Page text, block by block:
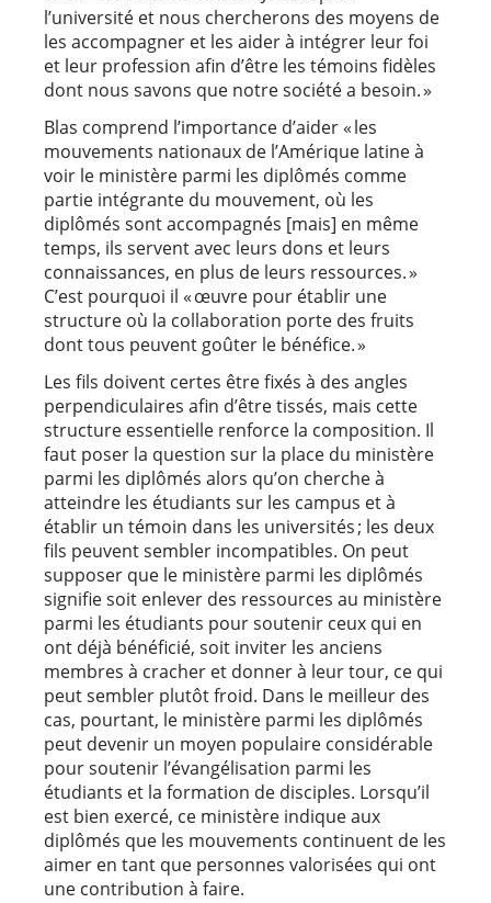
l’université et nous chercherons des moyens de
les accompagner et les aider à intégrer leur foi
et leur profession afin d’être les témoins fidèles
dont nous savons que notre société a besoin. »
Blas comprend l’importance d’aider « les
mouvements nationaux de l’Amérique latine à
voir le ministère parmi les diplômés comme
partie intégrante du mouvement, où les
diplômés sont accompagnés [mais] en même
temps, ils servent avec leurs dons et leurs
connaissances, en plus de leurs ressources. »
C’est pourquoi il « œuvre pour établir une
structure où la collaboration porte des fruits
dont tous peuvent goûter le bénéfice. »
Les fils doivent certes être fixés à des angles
perpendiculaires afin d’être tissés, mais cette
structure essentielle renforce la composition. Il
faut poser la question sur la place du ministère
parmi les diplômés alors qu’on cherche à
atteindre les étudiants sur les campus et à
établir un témoin dans les universités ; les deux
fils peuvent sembler incompatibles. On peut
supposer que le ministère parmi les diplômés
signifie soit enlever des ressources au ministère
parmi les étudiants pour soutenir ceux qui en
ont déjà bénéficié, soit inviter les anciens
membres à cracher et donner à leur tour, ce qui
peut sembler plutôt froid. Dans le meilleur des
cas, pourtant, le ministère parmi les diplômés
peut devenir un moyen populaire considérable
pour soutenir l’évangélisation parmi les
étudiants et la formation de disciples. Lorsqu’il
est bien exercé, ce ministère indique aux
diplômés que les mouvements continuent de les
aimer en tant que personnes valorisées qui ont
une contribution à faire.